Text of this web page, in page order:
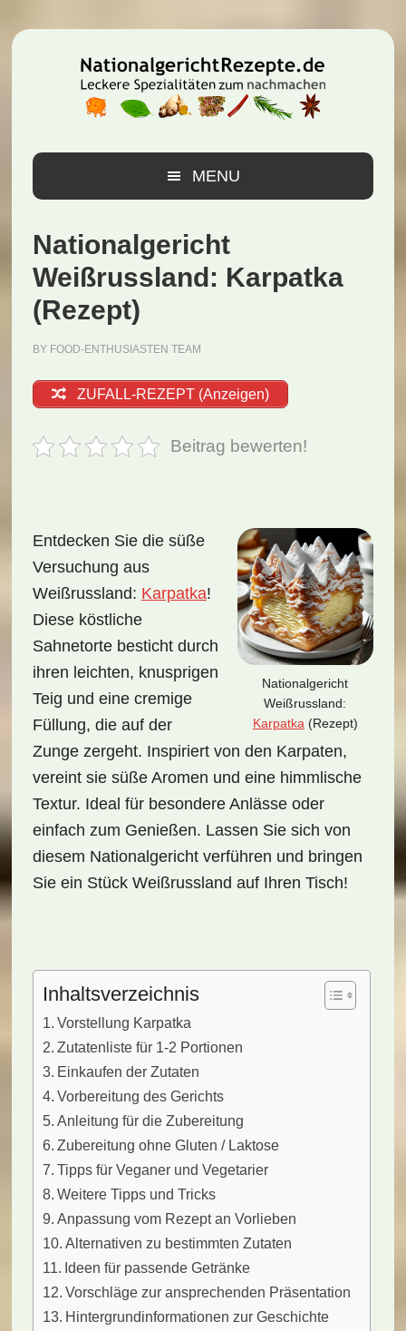
Hauptnavigation
Inhalt
Seitenspalte
MENU
Nationalgericht
Weißrussland: Karpatka
(Rezept)
BY FOOD-ENTHUSIASTEN TEAM
ZUFALL-REZEPT (Anzeigen)
Beitrag bewerten!
Nationalgericht
Weißrussland:
Karpatka (Rezept)
Entdecken Sie die süße
Versuchung aus
Weißrussland: Karpatka!
Diese köstliche
Sahnetorte besticht durch
ihren leichten, knusprigen
Teig und eine cremige
Füllung, die auf der
Zunge zergeht. Inspiriert von den Karpaten,
vereint sie süße Aromen und eine himmlische
Textur. Ideal für besondere Anlässe oder
einfach zum Genießen. Lassen Sie sich von
diesem Nationalgericht verführen und bringen
Sie ein Stück Weißrussland auf Ihren Tisch!
Inhaltsverzeichnis
Vorstellung Karpatka
Zutatenliste für 1-2 Portionen
Einkaufen der Zutaten
Vorbereitung des Gerichts
Anleitung für die Zubereitung
Zubereitung ohne Gluten / Laktose
Tipps für Veganer und Vegetarier
Weitere Tipps und Tricks
Anpassung vom Rezept an Vorlieben
Alternativen zu bestimmten Zutaten
Ideen für passende Getränke
Vorschläge zur ansprechenden Präsentation
Hintergrundinformationen zur Geschichte